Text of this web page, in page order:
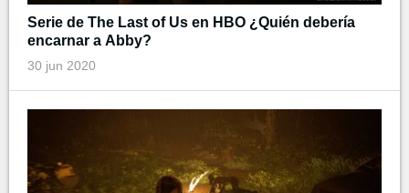
Serie de The Last of Us en HBO ¿Quién debería
encarnar a Abby?
30 jun 2020